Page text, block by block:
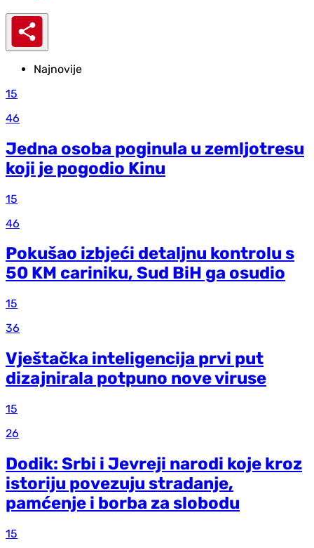
Najnovije
15
46
Jedna osoba poginula u zemljotresu
koji je pogodio Kinu
15
46
Pokušao izbjeći detaljnu kontrolu s
50 KM cariniku, Sud BiH ga osudio
15
36
Vještačka inteligencija prvi put
dizajnirala potpuno nove viruse
15
26
Dodik: Srbi i Jevreji narodi koje kroz
istoriju povezuju stradanje,
pamćenje i borba za slobodu
15